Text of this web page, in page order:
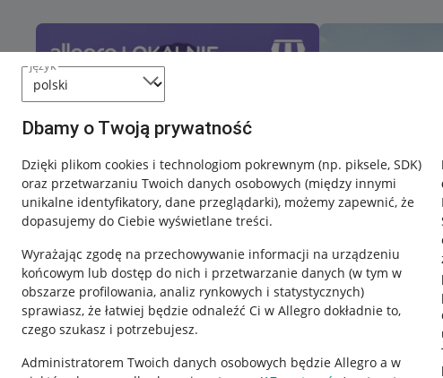
język
Dbamy o Twoją prywatność
Dzięki plikom cookies i technologiom pokrewnym (np. piksele, SDK)
oraz przetwarzaniu Twoich danych osobowych (między innymi
unikalne identyfikatory, dane przeglądarki), możemy zapewnić, że
dopasujemy do Ciebie wyświetlane treści.
Wyrażając zgodę na przechowywanie informacji na urządzeniu
końcowym lub dostęp do nich i przetwarzanie danych (w tym w
obszarze profilowania, analiz rynkowych i statystycznych)
sprawiasz, że łatwiej będzie odnaleźć Ci w Allegro dokładnie to,
czego szukasz i potrzebujesz.
Administratorem Twoich danych osobowych będzie Allegro a w
Przydatne informacje